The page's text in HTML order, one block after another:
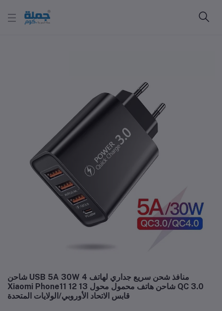
شاحن USB 5A 30W 4 منافذ شحن سريع جداري لهاتف
Xiaomi Phone11 12 13 شاحن هاتف محمول محول QC 3.0
قابس الاتحاد الأوروبي/الولايات المتحدة